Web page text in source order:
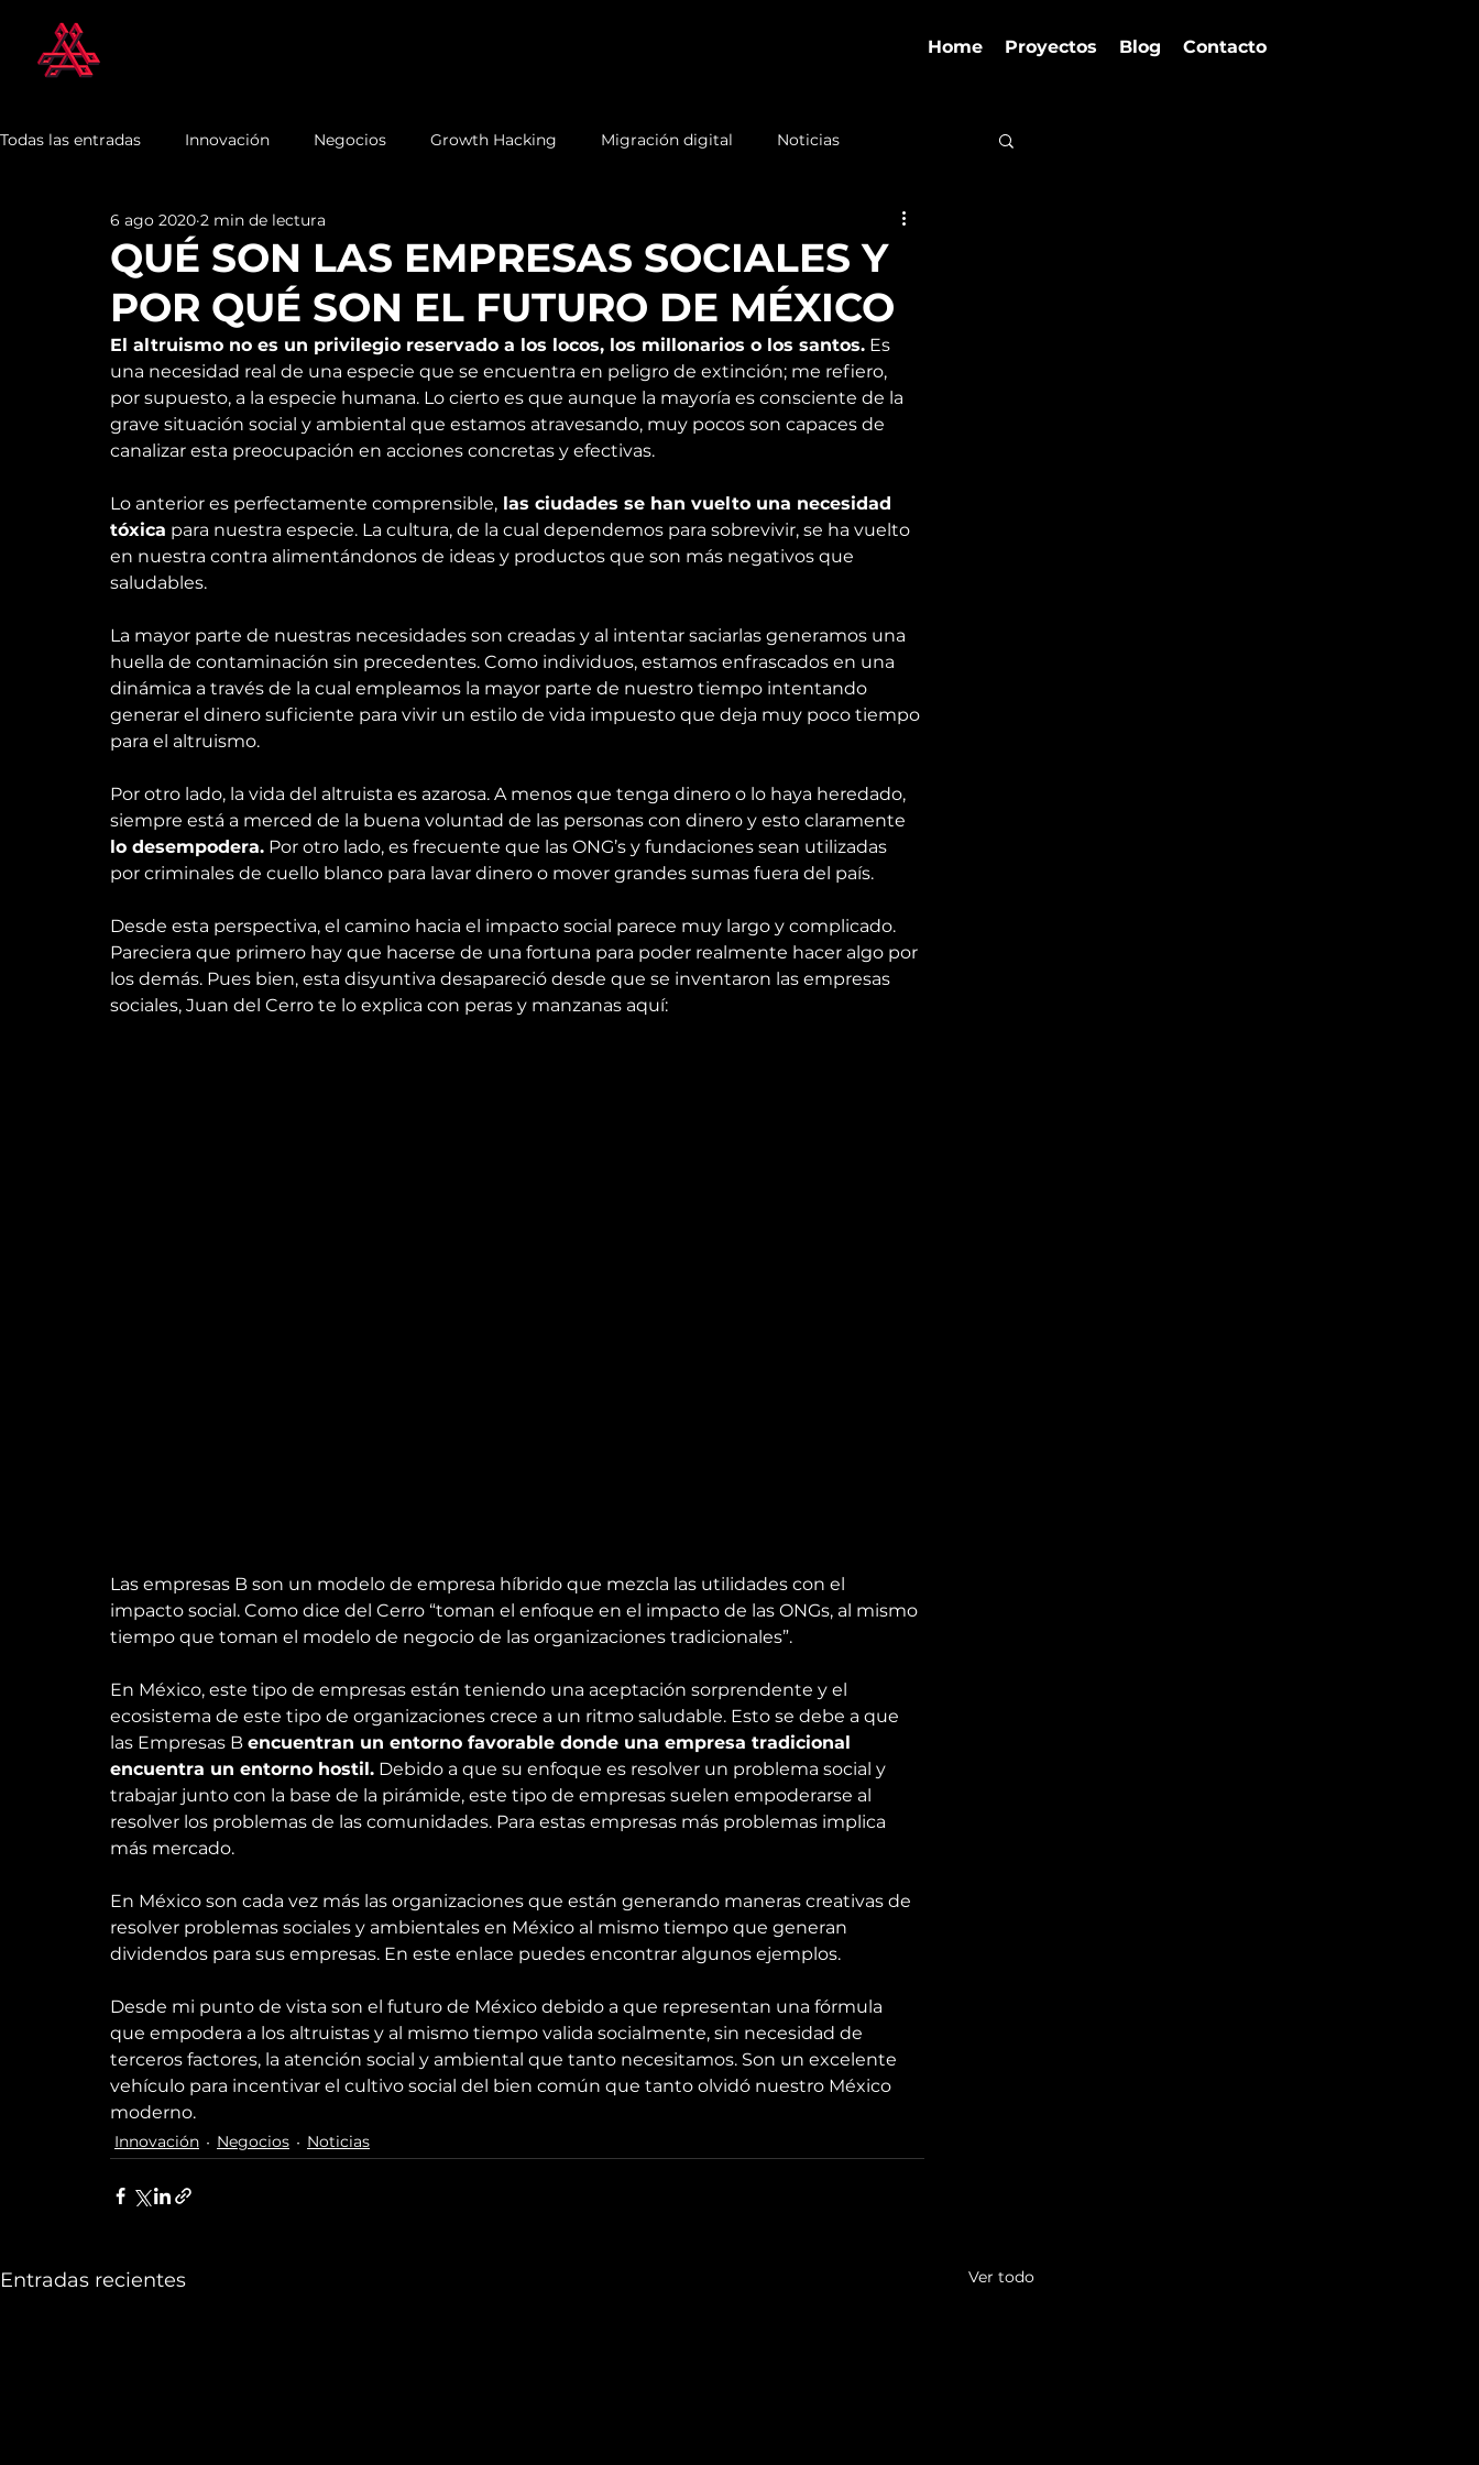
Home Proyectos Blog Contacto
Todas las entradas Innovación Negocios Growth Hacking Migración digital Noticias
QUÉ SON LAS EMPRESAS SOCIALES Y
POR QUÉ SON EL FUTURO DE MÉXICO
6 ago 2020 2 min de lectura
El altruismo no es un privilegio reservado a los locos, los millonarios o los santos. Es
una necesidad real de una especie que se encuentra en peligro de extinción; me refiero,
por supuesto, a la especie humana. Lo cierto es que aunque la mayoría es consciente de la
grave situación social y ambiental que estamos atravesando, muy pocos son capaces de
canalizar esta preocupación en acciones concretas y efectivas.
Lo anterior es perfectamente comprensible, las ciudades se han vuelto una necesidad
tóxica para nuestra especie. La cultura, de la cual dependemos para sobrevivir, se ha vuelto
en nuestra contra alimentándonos de ideas y productos que son más negativos que
saludables.
La mayor parte de nuestras necesidades son creadas y al intentar saciarlas generamos una
huella de contaminación sin precedentes. Como individuos, estamos enfrascados en una
dinámica a través de la cual empleamos la mayor parte de nuestro tiempo intentando
generar el dinero suficiente para vivir un estilo de vida impuesto que deja muy poco tiempo
para el altruismo.
Por otro lado, la vida del altruista es azarosa. A menos que tenga dinero o lo haya heredado,
siempre está a merced de la buena voluntad de las personas con dinero y esto claramente
lo desempodera. Por otro lado, es frecuente que las ONG’s y fundaciones sean utilizadas
por criminales de cuello blanco para lavar dinero o mover grandes sumas fuera del país.
Desde esta perspectiva, el camino hacia el impacto social parece muy largo y complicado.
Pareciera que primero hay que hacerse de una fortuna para poder realmente hacer algo por
los demás. Pues bien, esta disyuntiva desapareció desde que se inventaron las empresas
sociales, Juan del Cerro te lo explica con peras y manzanas aquí:
Las empresas B son un modelo de empresa híbrido que mezcla las utilidades con el
impacto social. Como dice del Cerro “toman el enfoque en el impacto de las ONGs, al mismo
tiempo que toman el modelo de negocio de las organizaciones tradicionales”.
En México, este tipo de empresas están teniendo una aceptación sorprendente y el
ecosistema de este tipo de organizaciones crece a un ritmo saludable. Esto se debe a que
las Empresas B encuentran un entorno favorable donde una empresa tradicional
encuentra un entorno hostil. Debido a que su enfoque es resolver un problema social y
trabajar junto con la base de la pirámide, este tipo de empresas suelen empoderarse al
resolver los problemas de las comunidades. Para estas empresas más problemas implica
más mercado.
En México son cada vez más las organizaciones que están generando maneras creativas de
resolver problemas sociales y ambientales en México al mismo tiempo que generan
dividendos para sus empresas. En este enlace puedes encontrar algunos ejemplos.
Desde mi punto de vista son el futuro de México debido a que representan una fórmula
que empodera a los altruistas y al mismo tiempo valida socialmente, sin necesidad de
terceros factores, la atención social y ambiental que tanto necesitamos. Son un excelente
vehículo para incentivar el cultivo social del bien común que tanto olvidó nuestro México
moderno.
Innovación Negocios Noticias
Entradas recientes Ver todo